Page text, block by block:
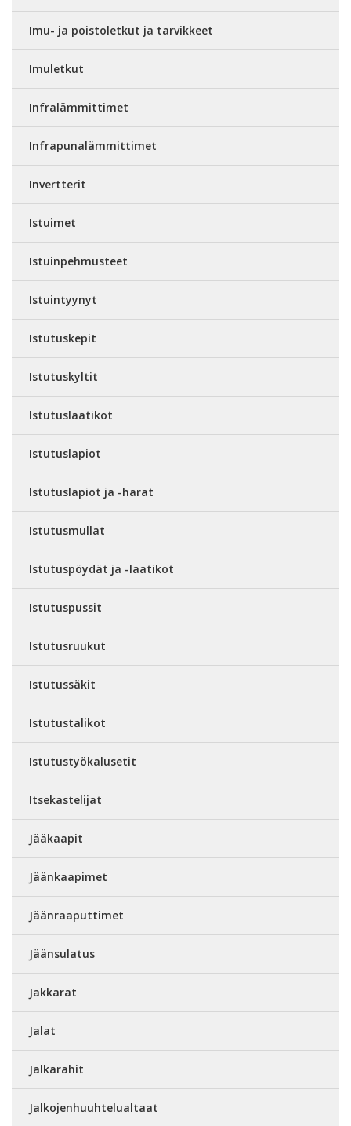
Imu- ja poistoletkut ja tarvikkeet
Imuletkut
Infralämmittimet
Infrapunalämmittimet
Invertterit
Istuimet
Istuinpehmusteet
Istuintyynyt
Istutuskepit
Istutuskyltit
Istutuslaatikot
Istutuslapiot
Istutuslapiot ja -harat
Istutusmullat
Istutuspöydät ja -laatikot
Istutuspussit
Istutusruukut
Istutussäkit
Istutustalikot
Istutustyökalusetit
Itsekastelijat
Jääkaapit
Jäänkaapimet
Jäänraaputtimet
Jäänsulatus
Jakkarat
Jalat
Jalkarahit
Jalkojenhuuhtelualtaat